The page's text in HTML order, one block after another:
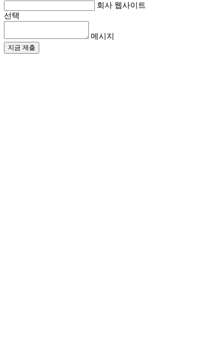
회사 웹사이트
선택
메시지
지금 제출